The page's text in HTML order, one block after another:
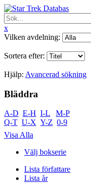
x
Vilken avdelning:
Sortera efter:
Hjälp: Avancerad sökning
Bläddra
A-D E-H I-L
M-P
Q-T U-X Y-Z 0-9
Visa Alla
Välj bokserie
Lista författare
Lista år